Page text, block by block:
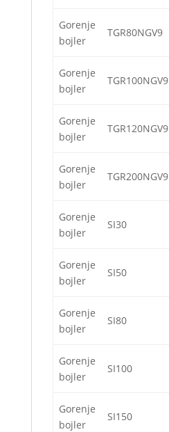
Gorenje
bojler
TGR80NGV9
Gorenje
bojler
TGR100NGV9
Gorenje
bojler
TGR120NGV9
Gorenje
bojler
TGR200NGV9
Gorenje
bojler
SI30
Gorenje
bojler
SI50
Gorenje
bojler
SI80
Gorenje
bojler
SI100
Gorenje
bojler
SI150